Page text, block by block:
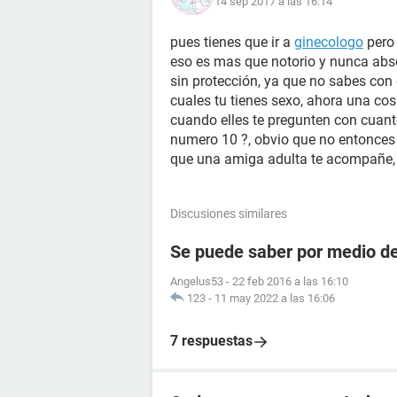
pues tienes que ir a ginecologo
eso es mas que notorio y nunca
sin protección, ya que no sabes
cuales tu tienes sexo, ahora una
cuando elles te pregunten con
numero 10 ?, obvio que no
que una amiga adulta te
Discusiones similares
Se puede saber por medio
Angelus53 - 22 feb 2016 a las 16:10
123 - 11 may 2022 a las 16:06
7 respuestas